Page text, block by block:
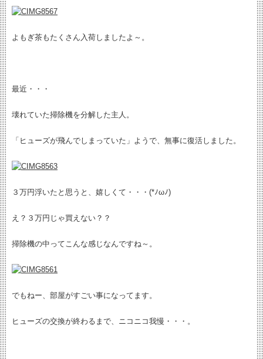
よもぎ茶もたくさん入荷しましたよ～。
最近・・・
壊れていた掃除機を分解した主人。
「ヒューズが飛んでしまっていた」ようで、無事に復活しました。
３万円浮いたと思うと、嬉しくて・・・(*ﾉωﾉ)
え？３万円じゃ買えない？？
掃除機の中ってこんな感じなんですね～。
でもねー、部屋がすごい事になってます。
ヒューズの交換が終わるまで、ニコニコ我慢・・・。